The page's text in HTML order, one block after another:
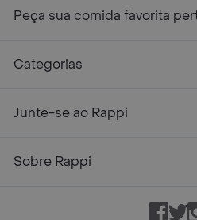
Peça sua comida favorita
Categorias
Junte-se ao Rappi
Sobre Rappi